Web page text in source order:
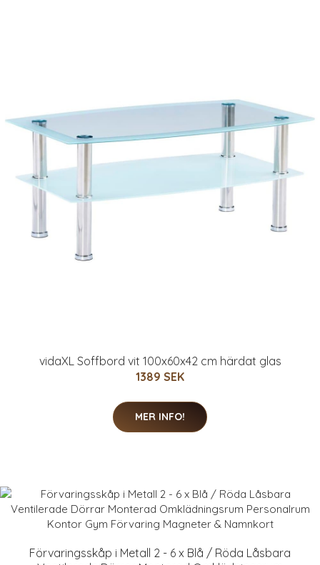
vidaXL Soffbord vit 100x60x42 cm härdat glas
1389 SEK
MER INFO!
Förvaringsskåp i Metall 2 - 6 x Blå / Röda Låsbara